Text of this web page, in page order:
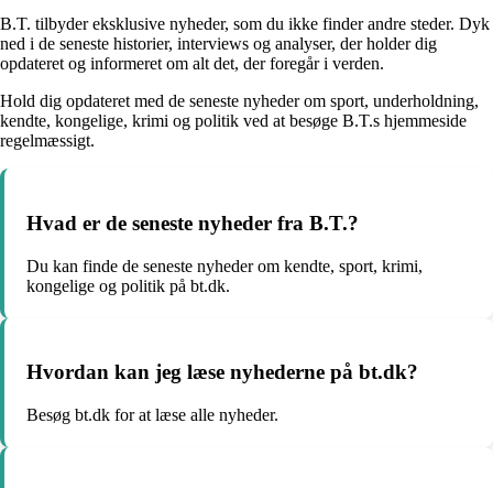
B.T. tilbyder eksklusive nyheder, som du ikke finder andre steder. Dyk
ned i de seneste historier, interviews og analyser, der holder dig
opdateret og informeret om alt det, der foregår i verden.
Hold dig opdateret med de seneste nyheder om sport, underholdning,
kendte, kongelige, krimi og politik ved at besøge B.T.s hjemmeside
regelmæssigt.
Hvad er de seneste nyheder fra B.T.?
Du kan finde de seneste nyheder om kendte, sport, krimi,
kongelige og politik på bt.dk.
Hvordan kan jeg læse nyhederne på bt.dk?
Besøg bt.dk for at læse alle nyheder.